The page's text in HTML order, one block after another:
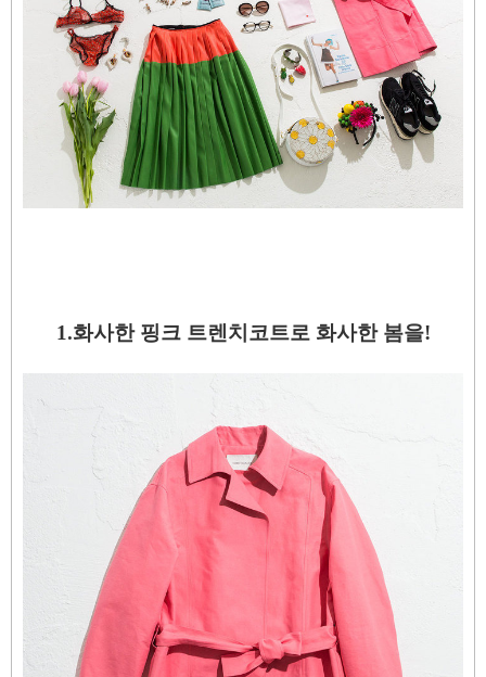
1.화사한 핑크 트렌치코트로 화사한 봄을!